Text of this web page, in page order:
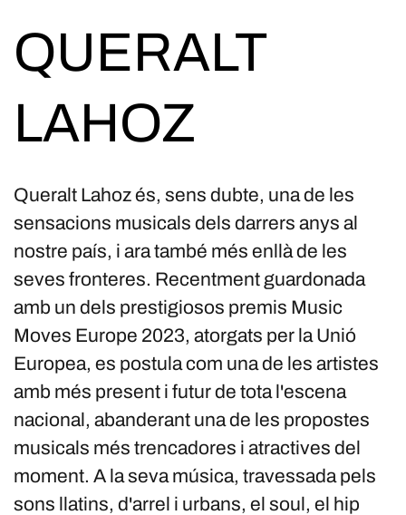
QUERALT
LAHOZ
Queralt Lahoz és, sens dubte, una de les
sensacions musicals dels darrers anys al
nostre país, i ara també més enllà de les
seves fronteres. Recentment guardonada
amb un dels prestigiosos premis Music
Moves Europe 2023, atorgats per la Unió
Europea, es postula com una de les artistes
amb més present i futur de tota l'escena
nacional, abanderant una de les propostes
musicals més trencadores i atractives del
moment. A la seva música, travessada pels
sons llatins, d'arrel i urbans, el soul, el hip